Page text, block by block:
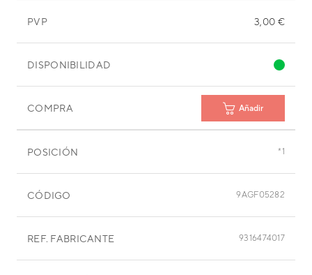
PVP 3,00 €
DISPONIBILIDAD
COMPRA Añadir
POSICIÓN *1
CÓDIGO 9AGF05282
REF. FABRICANTE 9316474017